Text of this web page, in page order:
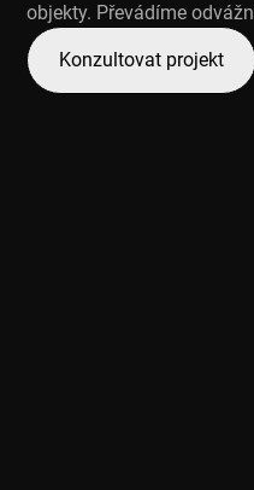
objekty. Převádíme
Konzultovat projekt